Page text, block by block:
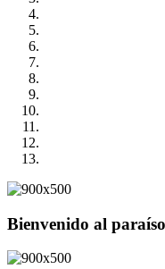
Bienvenido al